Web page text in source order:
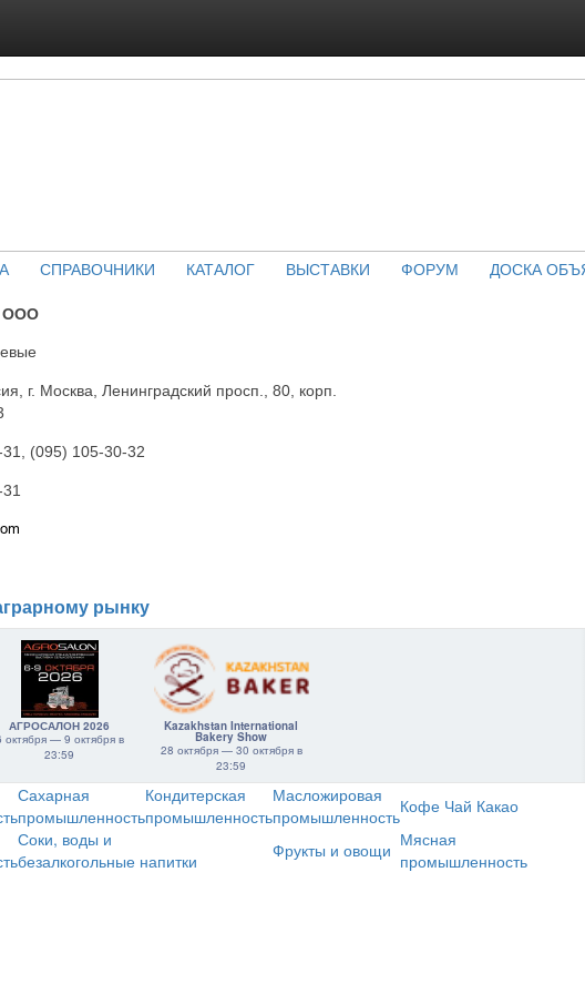
СПРАВОЧНИКИ КАТАЛОГ ВЫСТАВКИ ФОРУМ ДОСКА
ООО
г. Москва, Ленинградский просп., 80, корп.
(095) 105-30-32
рынку
АГРОСАЛОН 2026
октября — 9 октября в
23:59
Kazakhstan International
Bakery Show
28 октября — 30 октября в
23:59
Сахарная
промышленность
Кондитерская
промышленность
Масложировая
промышленностьКофе Чай Какао
Соки, воды и
безалкогольные напитки
Фрукты и овощи Мясная
промышленность